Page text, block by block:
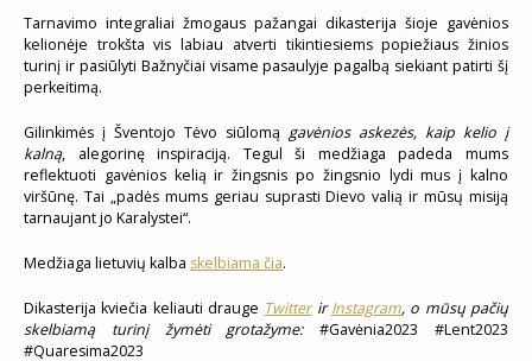
Tarnavimo integraliai žmogaus pažangai dikasterija šioje gavėnios
kelionėje trokšta vis labiau atverti tikintiesiems popiežiaus žinios
turinį ir pasiūlyti Bažnyčiai visame pasaulyje pagalbą siekiant patirti šį
perkeitimą.
Gilinkimės į Šventojo Tėvo siūlomą gavėnios askezės, kaip kelio į
kalną, alegorinę inspiraciją. Tegul ši medžiaga padeda mums
reflektuoti gavėnios kelią ir žingsnis po žingsnio lydi mus į kalno
viršūnę. Tai „padės mums geriau suprasti Dievo valią ir mūsų misiją
tarnaujant jo Karalystei“.
Medžiaga lietuvių kalba skelbiama čia.
Dikasterija kviečia keliauti drauge Twitter irInstagram, o mūsų pačių
skelbiamą turinį žymėti grotažyme:#Gavėnia2023 #Lent2023
#Quaresima2023